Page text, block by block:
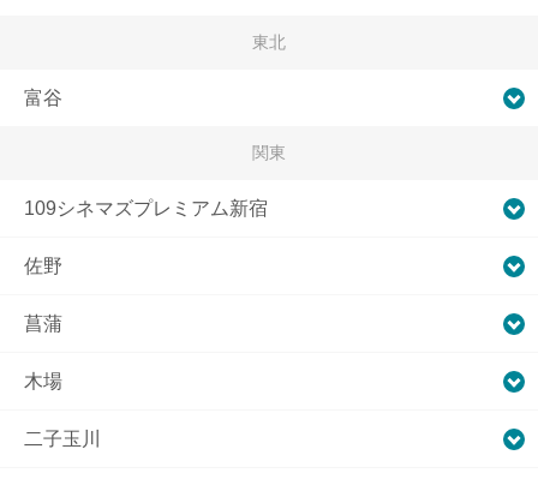
東北
富谷
関東
109シネマズプレミアム新宿
佐野
菖蒲
木場
二子玉川